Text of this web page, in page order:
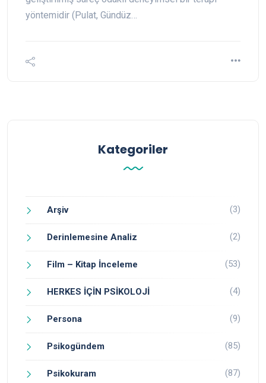
yöntemidir (Pulat, Gündüz…
Kategoriler
Arşiv (3)
Derinlemesine Analiz (2)
Film – Kitap İnceleme (53)
HERKES İÇİN PSİKOLOJİ (4)
Persona (9)
Psikogündem (85)
Psikokuram (87)